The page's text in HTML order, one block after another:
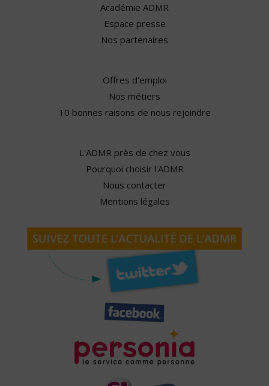
Académie ADMR
Espace presse
Nos partenaires
Offres d'emploi
Nos métiers
10 bonnes raisons de nous rejoindre
L'ADMR près de chez vous
Pourquoi choisir l'ADMR
Nous contacter
Mentions légales